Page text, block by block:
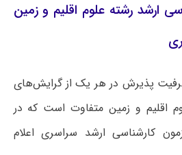
ارشد رشته علوم اقلیم و زمین
پذیرش در هر یک از گرایش‌های
اقلیم و زمین متفاوت است که در
کارشناسی ارشد سراسری اعلام